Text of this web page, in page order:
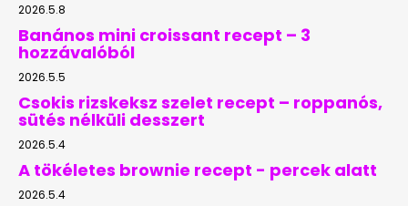
2026.5.8
Banános mini croissant recept – 3
hozzávalóból
2026.5.5
Csokis rizskeksz szelet recept – roppanós,
sütés nélküli desszert
2026.5.4
A tökéletes brownie recept - percek alatt
2026.5.4